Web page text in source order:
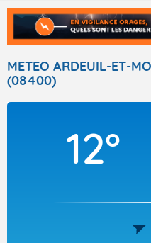
TOUS LES
METEO ARDEUIL-ET-
(08400)
12°